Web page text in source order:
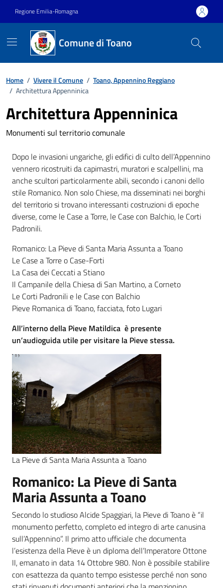
Regione Emilia-Romagna
Comune di Toano
Home / Vivere il Comune / Toano, Appennino Reggiano
/ Architettura Appenninica
Architettura Appenninica
Monumenti sul territorio comunale
Dopo le invasioni ungariche, gli edifici di culto dell’Appennino
vennero ricostruiti da capimastri, muratori e scalpellini, ma
anche scultori particolarmente abili, secondo i canoni dello
stile Romanico. Non solo Chiese, ma disseminati nei borghi
del territorio si trovano interessanti costruzioni di epoche
diverse, come le Case a Torre, le Case con Balchio, le Corti
Padronili.
Romanico: La Pieve di Santa Maria Assunta a Toano
Le Case a Torre o Case-Forti
La Casa dei Ceccati a Stiano
Il Campanile della Chiesa di San Martino, a Corneto
Le Corti Padronili e le Case con Balchio
Pieve Romanica di Toano, facciata, foto Lugari
All’interno della Pieve Matildica è presente
un’audioguida utile per visitare la Pieve stessa.
La Pieve di Santa Maria Assunta a Toano
Romanico: La Pieve di Santa
Maria Assunta a Toano
Secondo lo studioso Alcide Spaggiari, la Pieve di Toano è “il
monumento perfetto, completo ed integro di arte canusina
sull’Appennino”. Il primo atto ufficiale che documenta
l’esistenza della Pieve è un diploma dell’Imperatore Ottone
II, emanato in data 14 Ottobre 980. Non è possibile stabilire
con esattezza da quanto tempo esistesse perché non sono